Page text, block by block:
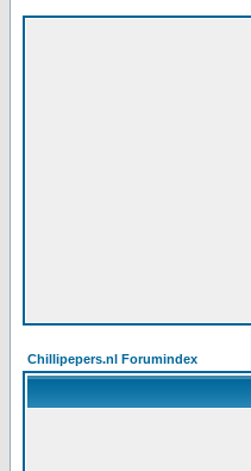
Chillipepers.nl Forumindex